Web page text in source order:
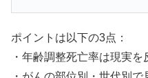
ポイントは以下の3点：
・年齢調整死亡率は現実